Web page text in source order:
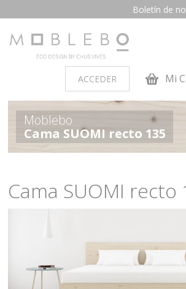
Boletín de
ACCEDER Mi
PRODUCTOS POR
Auxiliares Baño
Moblebo
Cama SUOMI recto 135
Cama SUOMI recto